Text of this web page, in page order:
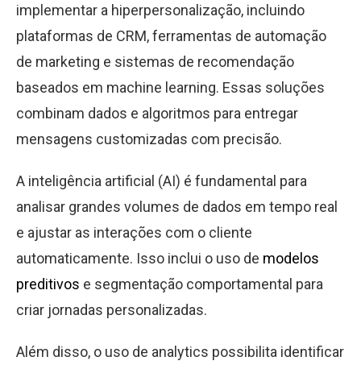
implementar a hiperpersonalização, incluindo
plataformas de CRM, ferramentas de automação
de marketing e sistemas de recomendação
baseados em machine learning. Essas soluções
combinam dados e algoritmos para entregar
mensagens customizadas com precisão.
A inteligência artificial (AI) é fundamental para
analisar grandes volumes de dados em tempo real
e ajustar as interações com o cliente
automaticamente. Isso inclui o uso de modelos
preditivos e segmentação comportamental para
criar jornadas personalizadas.
Além disso, o uso de analytics possibilita identificar